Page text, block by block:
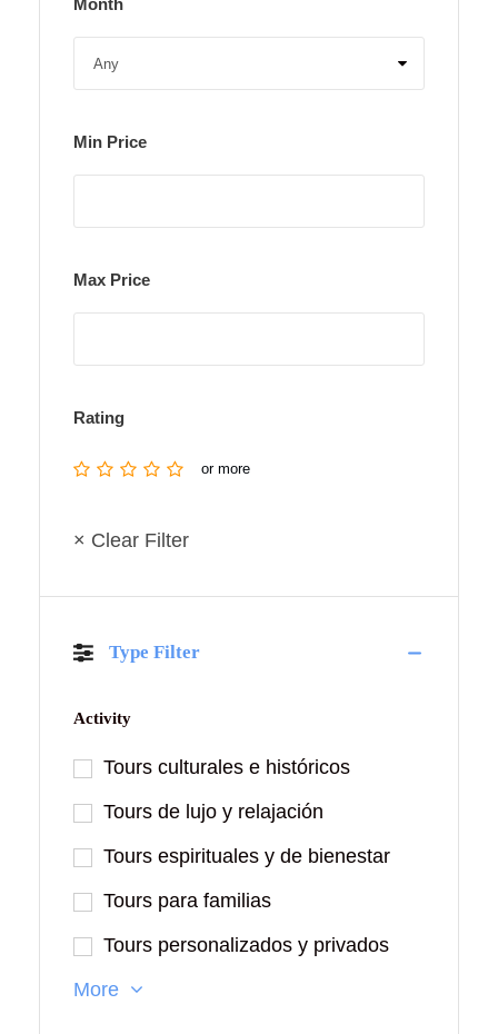
Month
Min Price
Max Price
Rating
or more
× Clear Filter
Type Filter
Activity
Tours culturales e históricos
Tours de lujo y relajación
Tours espirituales y de bienestar
Tours para familias
Tours personalizados y privados
More